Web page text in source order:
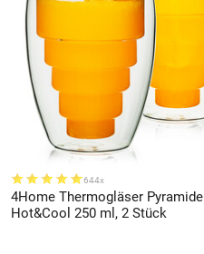
644x
4Home Thermogläser Pyramide
Hot&Cool 250 ml, 2 Stück